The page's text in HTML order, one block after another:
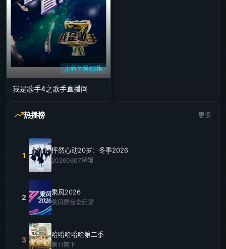
更新至第60集
我是歌手4之歌手直播间
热播榜 更多
1
怦然心动20岁：冬季2026
20260607特辑
2
乘风2026
乘风舞台全纪录
3
哈哈哈哈哈第二季
第11期下